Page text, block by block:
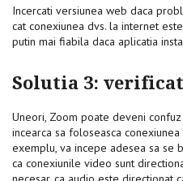
Incercati versiunea web daca
cat conexiunea dvs. la internet
putin mai fiabila daca aplicatia
Solutia 3:
Uneori, Zoom poate deveni
incearca sa foloseasca
exemplu, va incepe adesea sa se
ca conexiunile video sunt